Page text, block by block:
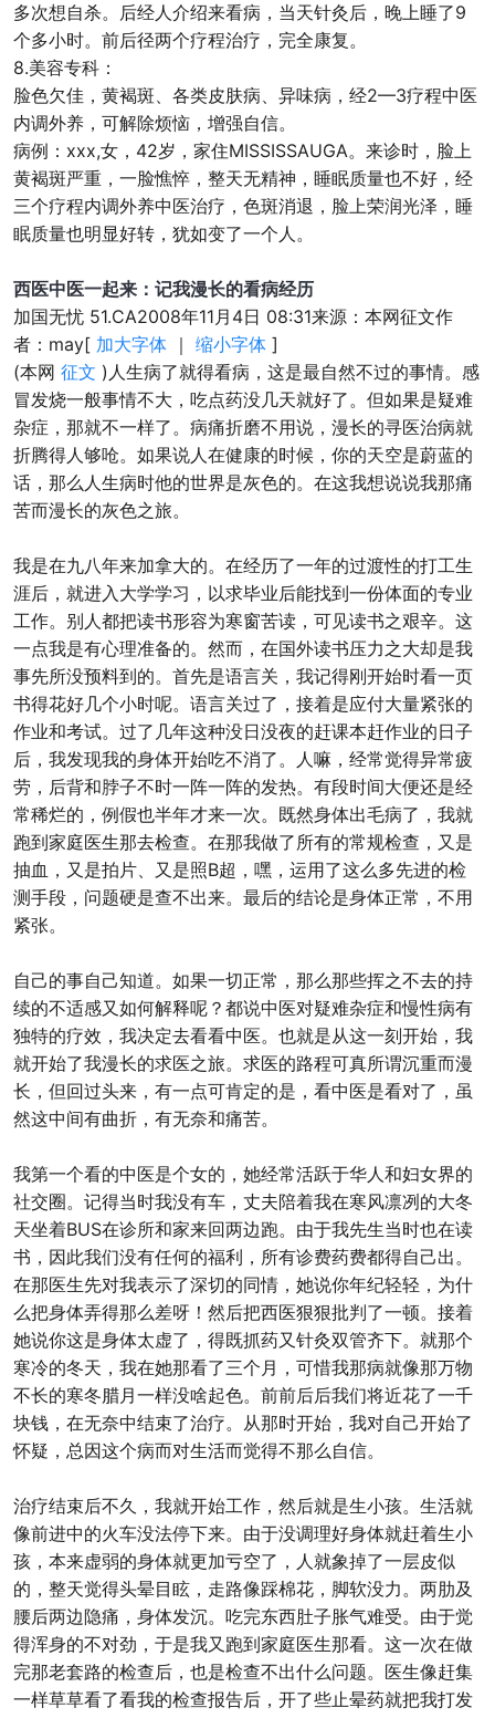
多次想自杀。后经人介绍来看病，当天针灸后，晚上睡了9
个多小时。前后径两个疗程治疗，完全康复。
8.美容专科：
脸色欠佳，黄褐斑、各类皮肤病、异味病，经2—3疗程中医
内调外养，可解除烦恼，增强自信。
病例：xxx,女，42岁，家住MISSISSAUGA。来诊时，脸上
黄褐斑严重，一脸憔悴，整天无精神，睡眠质量也不好，经
三个疗程内调外养中医治疗，色斑消退，脸上荣润光泽，睡
眠质量也明显好转，犹如变了一个人。
西医中医一起来：记我漫长的看病经历
加国无忧 51.CA2008年11月4日 08:31来源：本网征文作
者：may[ 加大字体 ｜ 缩小字体 ]
(本网 征文 )人生病了就得看病，这是最自然不过的事情。感
冒发烧一般事情不大，吃点药没几天就好了。但如果是疑难
杂症，那就不一样了。病痛折磨不用说，漫长的寻医治病就
折腾得人够呛。如果说人在健康的时候，你的天空是蔚蓝的
话，那么人生病时他的世界是灰色的。在这我想说说我那痛
苦而漫长的灰色之旅。
我是在九八年来加拿大的。在经历了一年的过渡性的打工生
涯后，就进入大学学习，以求毕业后能找到一份体面的专业
工作。别人都把读书形容为寒窗苦读，可见读书之艰辛。这
一点我是有心理准备的。然而，在国外读书压力之大却是我
事先所没预料到的。首先是语言关，我记得刚开始时看一页
书得花好几个小时呢。语言关过了，接着是应付大量紧张的
作业和考试。过了几年这种没日没夜的赶课本赶作业的日子
后，我发现我的身体开始吃不消了。人嘛，经常觉得异常疲
劳，后背和脖子不时一阵一阵的发热。有段时间大便还是经
常稀烂的，例假也半年才来一次。既然身体出毛病了，我就
跑到家庭医生那去检查。在那我做了所有的常规检查，又是
抽血，又是拍片、又是照B超，嘿，运用了这么多先进的检
测手段，问题硬是查不出来。最后的结论是身体正常，不用
紧张。
自己的事自己知道。如果一切正常，那么那些挥之不去的持
续的不适感又如何解释呢？都说中医对疑难杂症和慢性病有
独特的疗效，我决定去看看中医。也就是从这一刻开始，我
就开始了我漫长的求医之旅。求医的路程可真所谓沉重而漫
长，但回过头来，有一点可肯定的是，看中医是看对了，虽
然这中间有曲折，有无奈和痛苦。
我第一个看的中医是个女的，她经常活跃于华人和妇女界的
社交圈。记得当时我没有车，丈夫陪着我在寒风凛冽的大冬
天坐着BUS在诊所和家来回两边跑。由于我先生当时也在读
书，因此我们没有任何的福利，所有诊费药费都得自己出。
在那医生先对我表示了深切的同情，她说你年纪轻轻，为什
么把身体弄得那么差呀！然后把西医狠狠批判了一顿。接着
她说你这是身体太虚了，得既抓药又针灸双管齐下。就那个
寒冷的冬天，我在她那看了三个月，可惜我那病就像那万物
不长的寒冬腊月一样没啥起色。前前后后我们将近花了一千
块钱，在无奈中结束了治疗。从那时开始，我对自己开始了
怀疑，总因这个病而对生活而觉得不那么自信。
治疗结束后不久，我就开始工作，然后就是生小孩。生活就
像前进中的火车没法停下来。由于没调理好身体就赶着生小
孩，本来虚弱的身体就更加亏空了，人就象掉了一层皮似
的，整天觉得头晕目眩，走路像踩棉花，脚软没力。两肋及
腰后两边隐痛，身体发沉。吃完东西肚子胀气难受。由于觉
得浑身的不对劲，于是我又跑到家庭医生那看。这一次在做
完那老套路的检查后，也是检查不出什么问题。医生像赶集
一样草草看了看我的检查报告后，开了些止晕药就把我打发